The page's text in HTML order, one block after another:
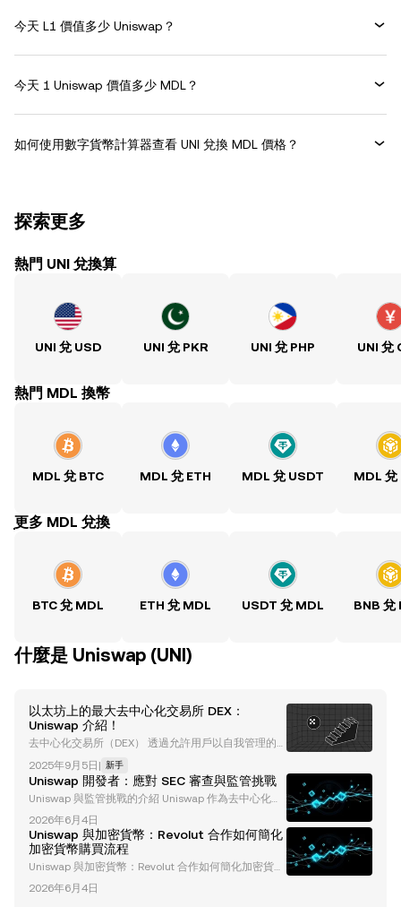
今天 L1 價值多少 Uniswap？
今天 1 Uniswap 價值多少 MDL？
如何使用數字貨幣計算器查看 UNI 兌換 MDL 價格？
探索更多
熱門 UNI 兌換算
UNI 兌 USD UNI 兌 PKR UNI 兌 PHP UNI 兌
熱門 MDL 換幣
MDL 兌 BTC MDL 兌 ETH MDL 兌 USDT MDL 兌
ִִִִִִִִִִִִִִִִִִִִִִִִִִִִִִִִִִִִִִִִִִִִִִִִ更多 MDL 兌換
BTC 兌 MDL ETH 兌 MDL USDT 兌 MDL BNB 兌
什麼是 Uniswap (UNI)
以太坊上的最大去中心化交易所 DEX：
Uniswap 介紹！
去中心化交易所（DEX） 透過允許用戶以自我管理的
方式與其平台進行交互，提供了中心化的替代方案，從
而鞏固了其在區塊鏈和加密貨幣行業中的地位。 Unisw
ap 是 DEX 的一個很好的例子。自 2018 年成立以來，
Uniswap 已成為全球最大的去中心化交易所。 Uniswa
p 也持續將最新技術融入其平台，為加密貨幣產業的發
展做出了貢獻，尤其是 去中心化金融 (DeFi)領域。 Uni
swap 是
2025年9月5日 | 新手
Uniswap 開發者：應對 SEC 審查與監管挑戰
Uniswap 與監管挑戰的介紹 Uniswap 作為去中心化金
融（DeFi）領域的先驅協議，通過實現無需許可的代幣
交換，徹底改變了加密貨幣領域。然而，其發展過程中
也面臨了重大的監管障礙。開發者和更廣泛的加密社群
一直受到包括美國證券交易委員會（SEC）在內的監管
機構的審查。這些挑戰引發了關於合規性、去中心化以
及 DeFi 未來的關鍵問題。 SEC 對 Uniswap 的調查：
2026年6月4日
Uniswap 與加密貨幣：Revolut 合作如何簡化
加密貨幣購買流程
Uniswap 與加密貨幣：Revolut 合作如何簡化加密貨幣
購買流程 加密貨幣的發展正以前所未有的速度演進，
而作為領先的去中心化交易所（DEX），Uniswap 正在
2026年6月4日